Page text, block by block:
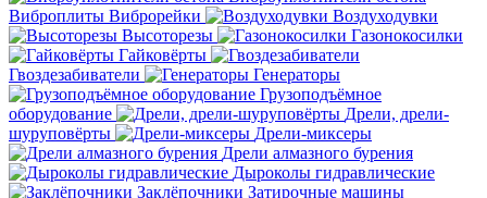
Виброплиты Виброрейки
Воздуходувки
Высоторезы
Газонокосилки
Гайковёрты
Гвоздезабиватели
Генераторы
Грузоподъёмное
оборудование
Дрели, дрели-
шуруповёрты
Дрели-миксеры
Дрели алмазного бурения
Дыроколы гидравлические
Заклёпочники Затирочные машины